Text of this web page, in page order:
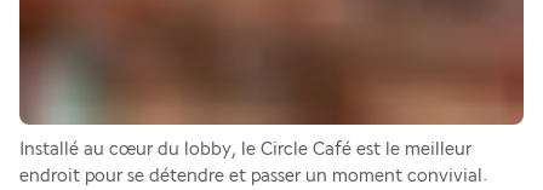
Installé au cœur du lobby, le Circle Café est le meilleur
endroit pour se détendre et passer un moment convivial.